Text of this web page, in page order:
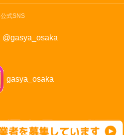
公式SNS
@gasya_osaka
gasya_osaka